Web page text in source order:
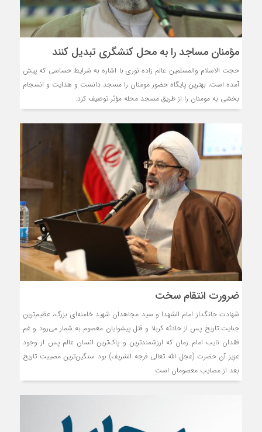
مؤمنان مساجد را به محل کنشگری تبدیل کنند
حجت الاسلام والمسلمین عالم زاده نوری با اشاره به شرایط حساسی که پیش
آمده است، بهترین پایگاه حضور مومنان را مسجد دانست و هدایت و انسجام
بخشی به مومنان را از طریق مسجد محله مؤثر توصیف کرد.
ضرورت انتقام سخت
شهادت جانگداز امام الشهدا و سید مجاهدان شهید خامنه‌ای بزرگ، عظیم‌ترین
جنایت تاریخ پس از حادثه کربلا و قتل پیشوایان معصوم به شمار می‌رود و غم
فقدان نایب امام زمان که ارزشمندترین و پاک‌ترین انسان عالم پس از وجود
عزیز آن حضرت (عجل الله تعالی فرجه الشریف) بود سنگین‌ترین مصیبت تاریخ
بعد از مصایب معصومان است.